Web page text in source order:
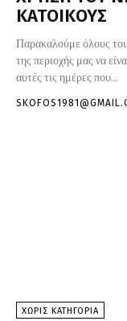
ΚΑΤΟΙΚΟΥΣ
Παρακαλούμε όλους
της περιοχής μας να
αυτές τις ημέρες που...
ΧΩΡΊΣ ΚΑΤΗΓΟΡΊΑ